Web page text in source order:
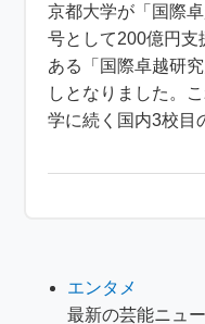
京都大学が「国際
号として200億円支
ある「国際卓越研
しとなりました。
学に続く国内3校目
エンタメ
最新の芸能ニュ